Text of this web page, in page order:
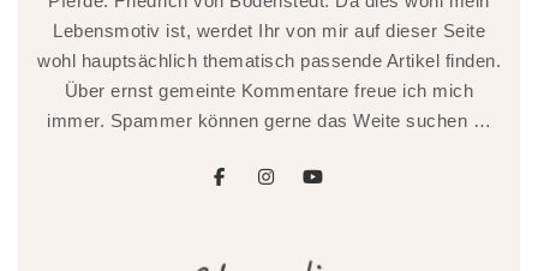
Lebensmotiv ist, werdet Ihr von mir auf dieser Seite
wohl hauptsächlich thematisch passende Artikel finden.
Über ernst gemeinte Kommentare freue ich mich
immer. Spammer können gerne das Weite suchen …